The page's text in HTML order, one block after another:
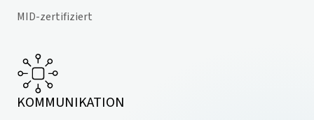
MID-zertifiziert
KOMMUNIKATION